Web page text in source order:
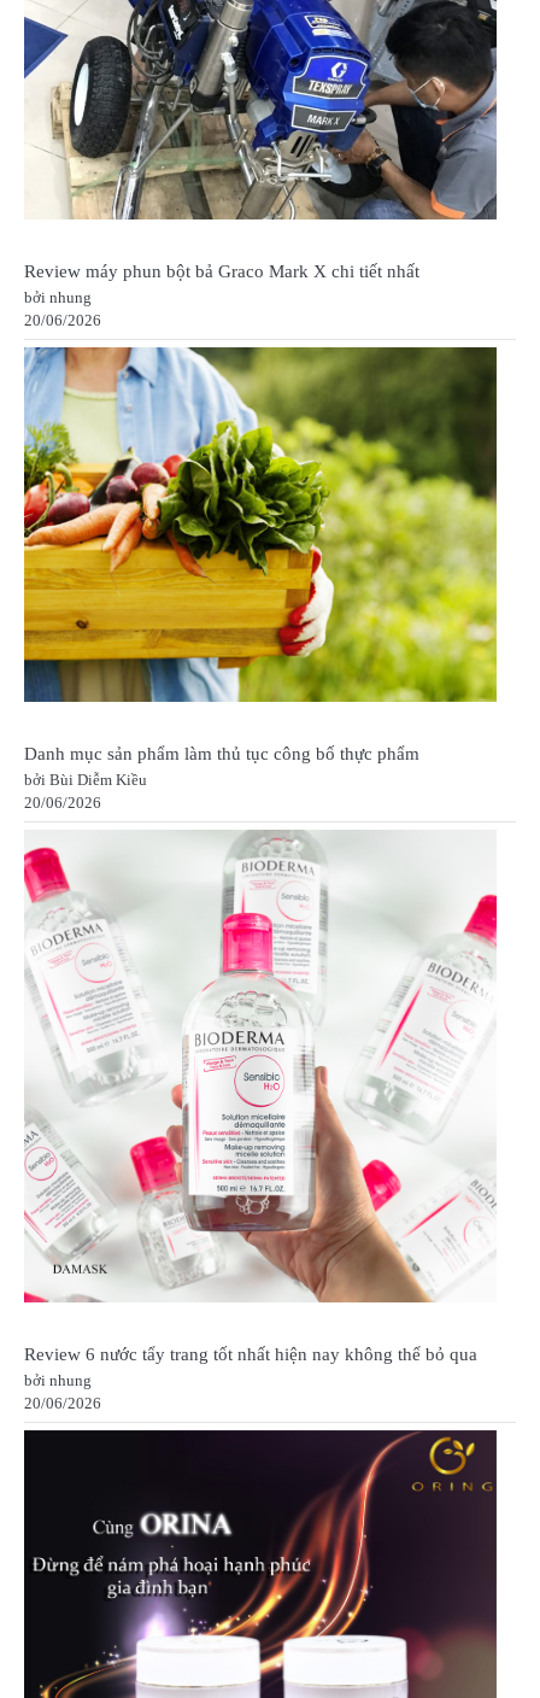
Review máy phun bột bả Graco Mark X chi tiết nhất
bởi nhung
20/06/2026
Danh mục sản phẩm làm thủ tục công bố thực phẩm
bởi Bùi Diễm Kiều
20/06/2026
Review 6 nước tẩy trang tốt nhất hiện nay không thể bỏ qua
bởi nhung
20/06/2026